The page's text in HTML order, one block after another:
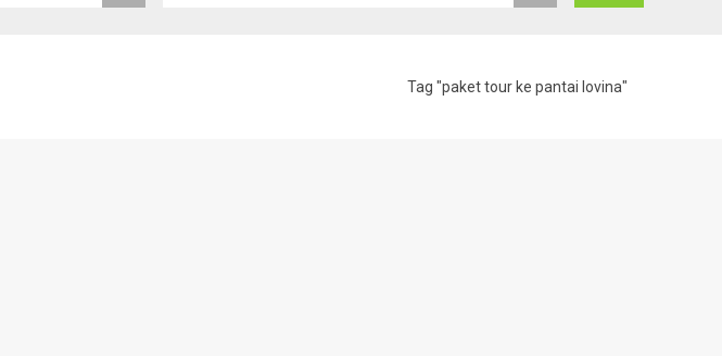
Tag "paket tour ke pantai lovina"